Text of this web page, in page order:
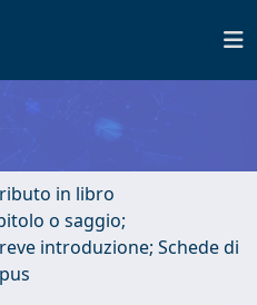
in libro
o saggio;
introduzione; Schede di